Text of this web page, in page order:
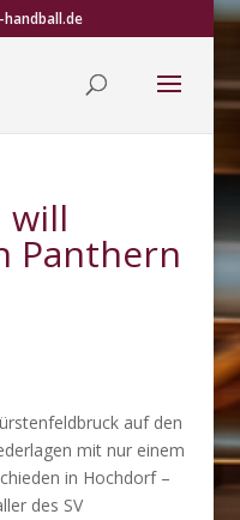
will
Panthern
auf den
mit nur einem
in Hochdorf –
des SV